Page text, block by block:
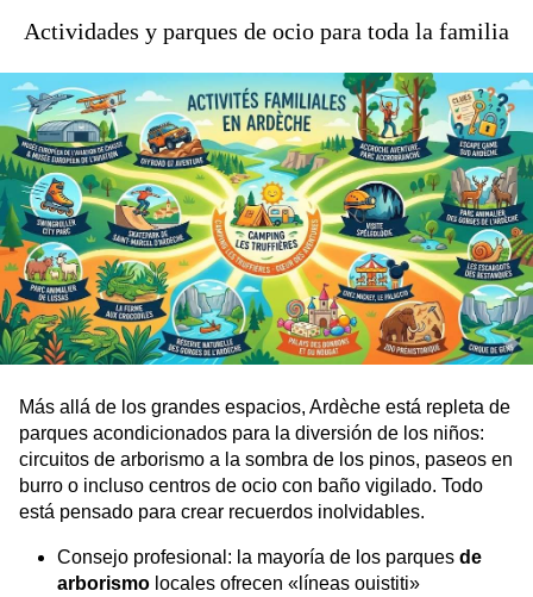
Actividades y parques de ocio para toda la familia
Más allá de los grandes espacios, Ardèche está repleta de
parques acondicionados para la diversión de los niños:
circuitos de arborismo a la sombra de los pinos, paseos en
burro o incluso centros de ocio con baño vigilado. Todo
está pensado para crear recuerdos inolvidables.
Consejo profesional: la mayoría de los parques de
arborismo locales ofrecen «líneas ouistiti»